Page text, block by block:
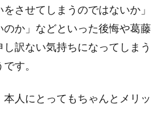
をさせてしまうのではないか」
のか」などといった後悔や葛藤
訳ない気持ちになってしまう
す。
人にとってもちゃんとメリッ